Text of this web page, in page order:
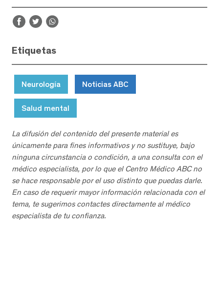
Etiquetas
Neurología Noticias ABC
Salud mental
La difusión del contenido del presente material es
únicamente para fines informativos y no sustituye, bajo
ninguna circunstancia o condición, a una consulta con el
médico especialista, por lo que el Centro Médico ABC no
se hace responsable por el uso distinto que puedas darle.
En caso de requerir mayor información relacionada con el
tema, te sugerimos contactes directamente al médico
especialista de tu confianza.